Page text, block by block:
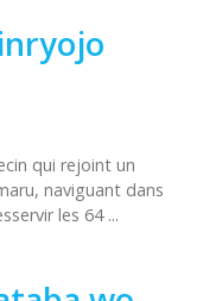
qui rejoint un
naviguant dans
les 64 ...